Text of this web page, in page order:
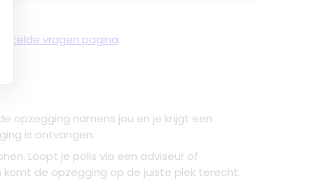
vragen pagina.
opzegging namens jou en je krijgt een
is ontvangen.
Loopt je polis via een adviseur of
de opzegging op de juiste plek terecht.